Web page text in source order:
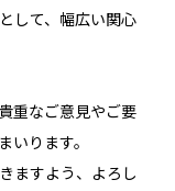
して、幅広い関心
重なご意見やご要
ります。
ますよう、よろし